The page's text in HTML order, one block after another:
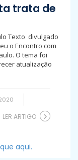
trata de
Texto divulgado
o Encontro com
O tema foi
atualização
LER ARTIGO
aqui.